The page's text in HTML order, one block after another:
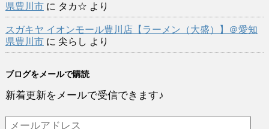
県豊川市に タカ☆ より
スガキヤ イオンモール豊川店【ラーメン（大盛）】＠愛知
県豊川市に 尖らし より
ブログをメールで購読
新着更新をメールで受信できます♪
メ